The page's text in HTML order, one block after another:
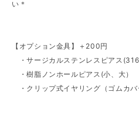
い＊
【オプション金具】＋200円
・サージカルステンレスピアス
・樹脂ノンホールピアス(小、大）
・クリップ式イヤリング（ゴムカバ